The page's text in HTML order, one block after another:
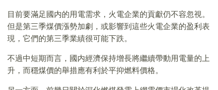
目前要滿足國内的用電需求，火電企業的貢獻仍不容忽視。
但是第三季煤價漲勢加劇，或影響到這些火電企業的盈利表
現，它們的第三季業績很可能下跌。
不過中短期而言，國内經濟保持增長將繼續帶動用電量的上
升，而穩煤價的舉措應有利於平抑燃料價格。